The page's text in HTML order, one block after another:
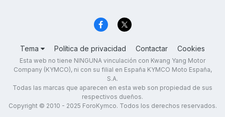
Tema Política de privacidad Contactar Cookies
Esta web no tiene NINGUNA vinculación con Kwang Yang Motor
Company (KYMCO), ni con su filial en España KYMCO Moto España,
S.A.
Todas las marcas que aparecen en esta web son propiedad de sus
respectivos dueños.
Copyright © 2010 - 2025 ForoKymco. Todos los derechos reservados.